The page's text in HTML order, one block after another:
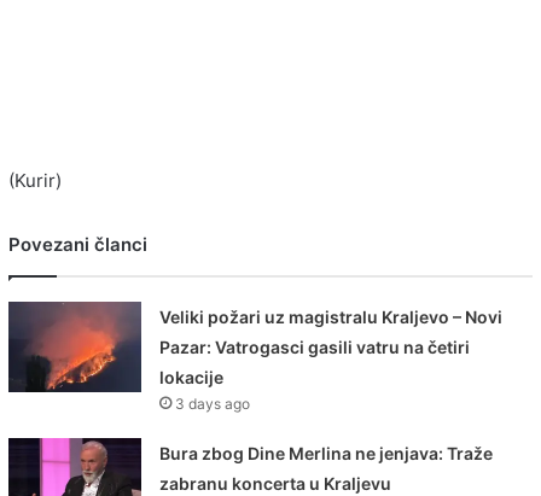
(Kurir)
Povezani članci
Veliki požari uz magistralu Kraljevo – Novi
Pazar: Vatrogasci gasili vatru na četiri
lokacije
3 days ago
Bura zbog Dine Merlina ne jenjava: Traže
zabranu koncerta u Kraljevu